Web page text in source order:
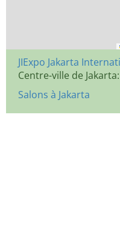
JIExpo Jakarta
Centre-ville de
Salons à Jakarta